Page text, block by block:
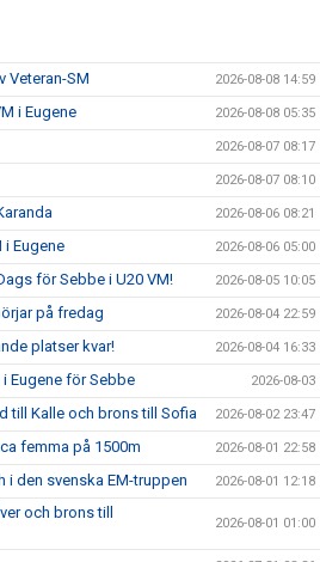
Veteran-SM 2026-08-08 14:59
i Eugene 2026-08-08 05:35
2026-08-07 08:17
2026-08-07 08:10
2026-08-06 08:21
i Eugene 2026-08-06 05:00
för Sebbe i U20 VM! 2026-08-05 10:05
på fredag 2026-08-04 22:59
platser kvar! 2026-08-04 16:33
i Eugene för Sebbe 2026-08-03
till Kalle och brons till Sofia 2026-08-02 23:47
femma på 1500m 2026-08-01 22:58
i den svenska EM-truppen 2026-08-01 12:18
och brons till
2026-08-01 01:00